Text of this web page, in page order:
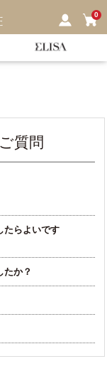
0
質問
たらよいです
たか？